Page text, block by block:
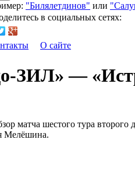
"Билялетдинов" или
в социальных сетях:
О сайте
ЗИЛ» —
матча шестого тура
Мелёшина.